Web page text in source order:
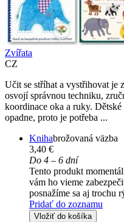
Zvířata
CZ
Učit se stříhat a vystřihovat je
osvojí správnou techniku,
koordinace oka a ruky.
opadne, proto je potřeba ...
Knihabrožovaná väzba
3,40 €
Do 4 – 6 dní
Tento produkt
vám ho vieme
posnažíme sa aj trochu
Pridať do zoznamu
Vložiť do košíka